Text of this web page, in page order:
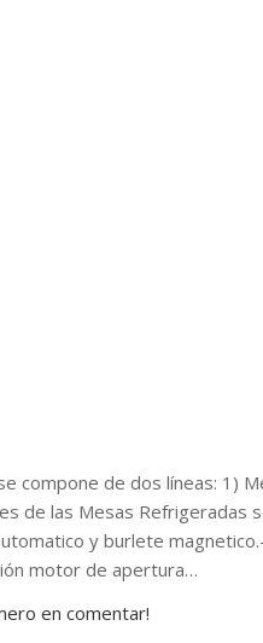
compone de dos líneas: 1)
de las Mesas Refrigeradas
y burlete
motor de apertura…
en comentar!